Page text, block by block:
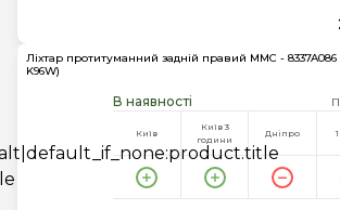
Ліхтар протитуманний задній правий MMC - 8337A086
K96W)
В наявності
Київ
Київ 3
години
Дніпро